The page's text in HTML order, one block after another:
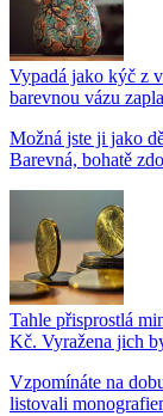
Vypadá jako kýč z
barevnou vázu
Možná jste ji jako
Barevná, bohatě
Tahle přisprostlá
Kč. Vyražena jich
Vzpomínáte na
listovali